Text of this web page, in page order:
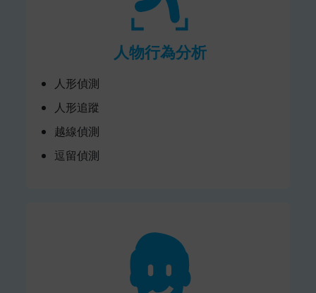
人物行為分析
人形偵測
人形追蹤
越線偵測
逗留偵測